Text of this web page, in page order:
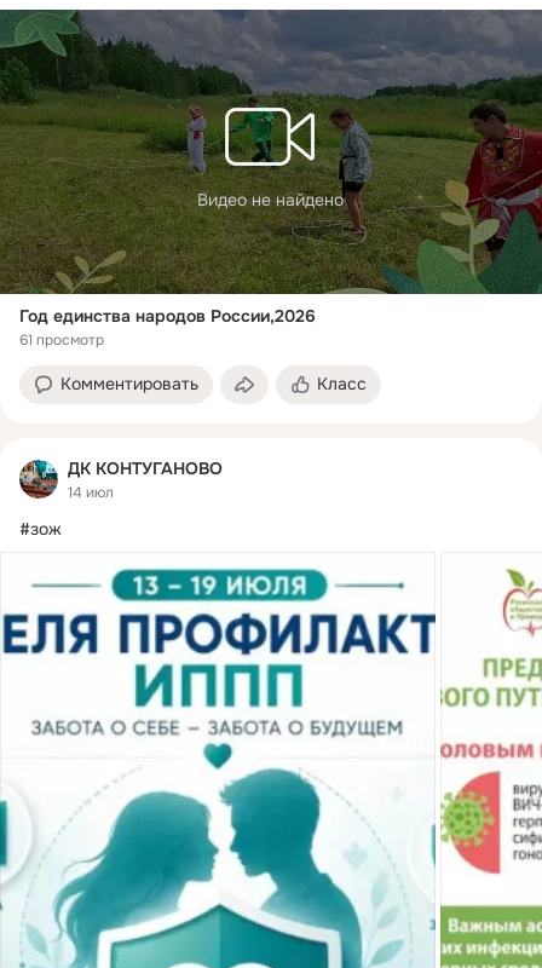
Видео не найдено
Год единства народов России,2026
61 просмотр
Комментировать Класс
ДК КОНТУГАНОВО
14 июл
#зож